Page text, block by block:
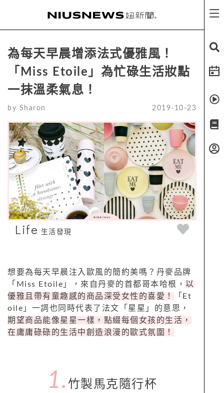
為每天早晨增添法式優雅風！
「Miss Etoile」為忙碌生活妝點
一抹溫柔氣息！
by Sharon 2019-10-23
Life 生活發現
想要為每天早晨注入歐風的簡約美嗎？丹麥品牌
「 Miss Etoile 」，來自丹麥的首都哥本哈根， 以
優雅且帶有童趣感的商品深受女性的喜愛！
「 Et
oile 」一詞也同時代表了法文「星星」的意思，
期望商品能像星星一樣，點綴每個女孩的生活，
在庸庸碌碌的生活中創造浪漫的歐式氛圍！
1. 竹製馬克隨行杯